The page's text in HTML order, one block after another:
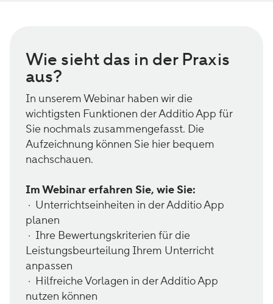
Wie sieht das in der Praxis
aus?
In unserem Webinar haben wir die
wichtigsten Funktionen der Additio App für
Sie nochmals zusammengefasst. Die
Aufzeichnung können Sie hier bequem
nachschauen.
Im Webinar erfahren Sie, wie Sie:
· Unterrichtseinheiten in der Additio App
planen
· Ihre Bewertungskriterien für die
Leistungsbeurteilung Ihrem Unterricht
anpassen
· Hilfreiche Vorlagen in der Additio App
nutzen können